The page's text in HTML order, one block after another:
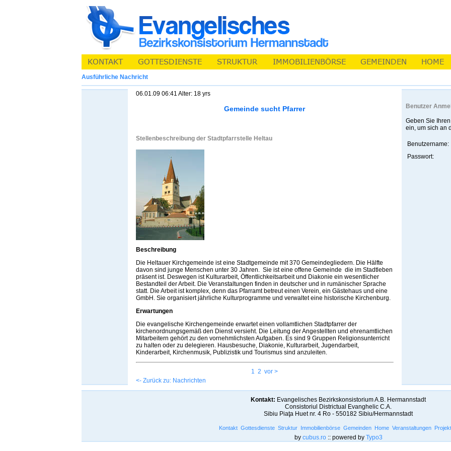
Ausführliche Nachricht
06.01.09 06:41 Alter: 18 yrs
Gemeinde sucht Pfarrer
Stellenbeschreibung der Stadtpfarrstelle Heltau
Beschreibung
Die Heltauer Kirchgemeinde ist eine Stadtgemeinde mit 370 Gemeindegliedern. Die Hälfte
davon sind junge Menschen unter 30 Jahren. Sie ist eine offene Gemeinde die im Stadtleben
präsent ist. Deswegen ist Kulturarbeit, Öffentlichkeitsarbeit und Diakonie ein wesentlicher
Bestandteil der Arbeit. Die Veranstaltungen finden in deutscher und in rumänischer Sprache
statt. Die Arbeit ist komplex, denn das Pfarramt betreut einen Verein, ein Gästehaus und eine
GmbH. Sie organisiert jährliche Kulturprogramme und verwaltet eine historische Kirchenburg.
Erwartungen
Die evangelische Kirchengemeinde erwartet einen vollamtlichen Stadtpfarrer der
kirchenordnungsgemäß den Dienst versieht. Die Leitung der Angestellten und ehrenamtlichen
Mitarbeitern gehört zu den vornehmlichsten Aufgaben. Es sind 9 Gruppen Religionsunterricht
zu halten oder zu delegieren. Hausbesuche, Diakonie, Kulturarbeit, Jugendarbeit,
Kinderarbeit, Kirchenmusik, Publizistik und Tourismus sind anzuleiten.
1 2 vor >
<- Zurück zu: Nachrichten
Benutzer
Geben Sie
ein, um sich an
Benutzername:
Passwort:
Kontakt: Evangelisches Bezirkskonsistorium A.B. Hermannstadt
Consistoriul Districtual Evanghelic C.A.
Sibiu Piaţa Huet nr. 4 Ro - 550182 Sibiu/Hermannstadt
Kontakt Gottesdienste Struktur Immobilienbörse Gemeinden Home Veranstaltungen
by cubus.ro:: powered by Typo3